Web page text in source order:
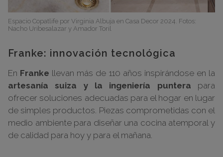
Espacio Copatlife por Virginia Albuja en Casa Decor 2024. Fotos:
Nacho Uribesalazar y Amador Toril
Franke: innovación tecnológica
En Franke llevan más de 110 años inspirándose en la
artesanía suiza y la ingeniería puntera para
ofrecer soluciones adecuadas para el hogar en lugar
de simples productos. Piezas comprometidas con el
medio ambiente para diseñar una cocina atemporal y
de calidad para hoy y para el mañana.